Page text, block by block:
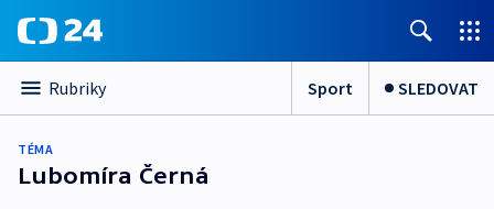
Rubriky Sport SLEDOVAT
TÉMA
Lubomíra Černá